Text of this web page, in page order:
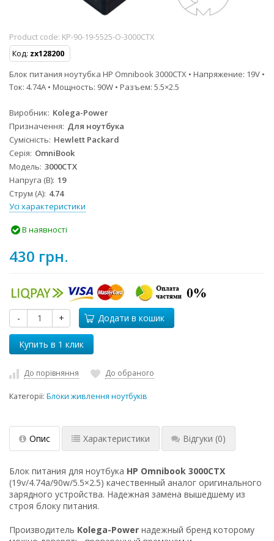
Product code: KP-90-19-5525-O-3000CTX
Код: zx128200
Блок питания ноутубка HP Omnibook 3000CTX • Напряжение: 19V •
Ток: 4.74A • Мощность: 90W • Разъем: 5.5×2.5
Виробник Kolega-Power
Призначення Для ноутбука
Сумісність Hewlett Packard
Серія OmniBook
Модель 3000CTX
Напруга (В) 19
Струм (А) 4.74
Усі характеристики
В наявності
430 грн.
- + Додати в кошик
До порівняння До обраного
Категорії: Блоки живлення ноутбуків
Опис Характеристики Відгуки (0)
Блок питания для ноутбука HP Omnibook 3000CTX
(19v/4.74a/90w/5.5×2.5) качественный аналог оригинального
зарядного устройства. Надежная замена вышедшему из
строя блоку питания.
Производитель Kolega-Power надежный бренд которому